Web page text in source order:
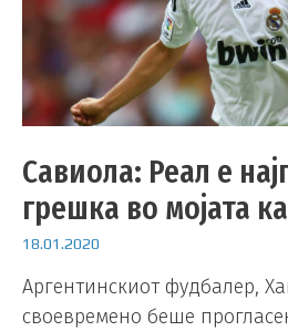
Савиола: Реал е
грешка во мојата
18.01.2020
Аргентинскиот фудбалер,
своевремено беше